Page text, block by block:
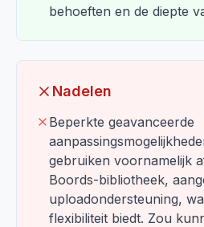
behoeften en de diepte
Nadelen
Beperkte geavanceerde
gebruiken voornamelijk
Boords-bibliotheek,
uploadondersteuning,
flexibiliteit biedt. Zou